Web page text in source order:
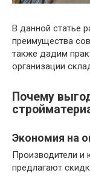
В данной статье
преимущества
также дадим
организации
Почему
Экономия на
Производители и
предлагают